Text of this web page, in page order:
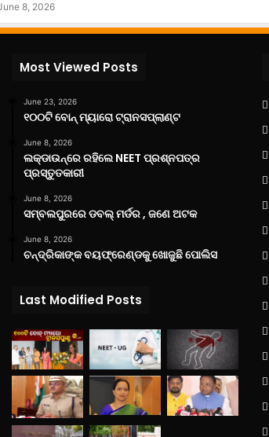
8, 2026
Most Viewed Posts
June 23, 2026
୧୦୦ଟି ବୋନ୍ ମ୍ୟାରୋ ଟ୍ରାନସପ୍ଲାଣ୍ଟ
June 8, 2026
ଲକ୍‌ଡାଉନ୍‌ରେ ରହିଲେ NEET ପ୍ରଶ୍ନପତ୍ର
ପ୍ରସ୍ତୁତକାରୀ
June 8, 2026
ସମ୍ବଲପୁରରେ ଡବଲ୍ ମର୍ଡର , ଜଣେ ଅଟକ
June 8, 2026
ଚନ୍ଦ୍ରିକାଙ୍କ ବୟଫ୍ରେଣ୍ଡକୁ ଖୋଜୁଛି ପୋଲିସ
Last Modified Posts